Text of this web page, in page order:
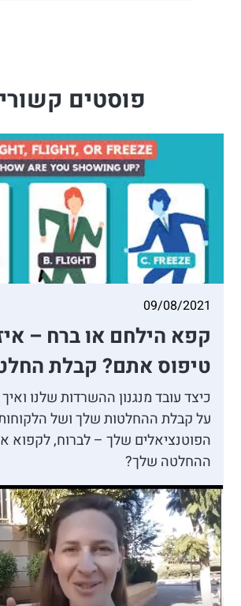
פוסטים
09/08/2021
קפא הילחם או ברח –
טיפוס אתם? קבלת
כיצד עובד מנגנון ההשרדות שלנו
על קבלת ההחלטות שלך ושל
הפוטנציאלים שלך – לברוח, לקפוא
ההחלטה שלך?